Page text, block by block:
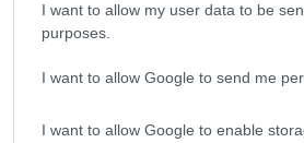
I want to allow my user data to be
purposes.
I want to allow Google to send me
I want to allow Google to enable
Izrael ezért
valójában a